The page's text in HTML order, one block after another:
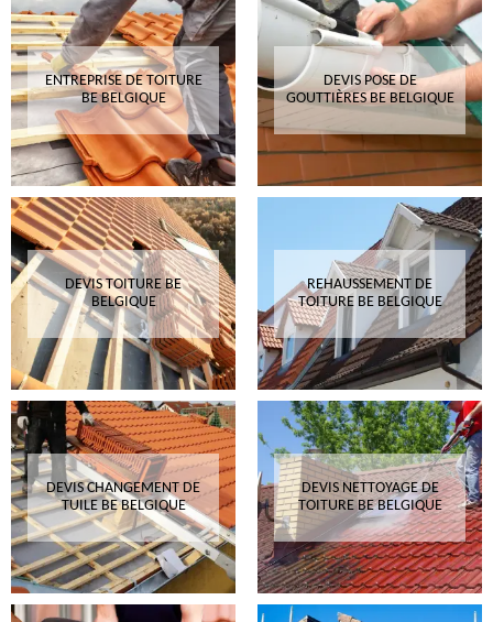
ENTREPRISE DE TOITURE
BE BELGIQUE
DEVIS POSE DE
GOUTTIÈRES BE BELGIQUE
DEVIS TOITURE BE
BELGIQUE
REHAUSSEMENT DE
TOITURE BE BELGIQUE
DEVIS CHANGEMENT DE
TUILE BE BELGIQUE
DEVIS NETTOYAGE DE
TOITURE BE BELGIQUE